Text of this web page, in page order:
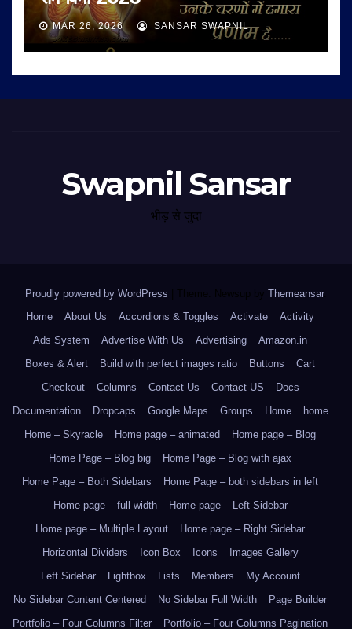
MAR 26, 2026 SANSAR SWAPNIL
Swapnil Sansar
भीड़ से जुदा
Proudly powered by WordPress Theme: Newsup by Themeansar.
Home
About Us Accordions & Toggles Activate
Activity
Ads System
Advertise With Us Advertising
Amazon.in
Boxes & Alert
Build with perfect images ratio Buttons
Cart
Checkout
Columns Contact Us Contact US
Docs
Documentation
Dropcaps Google Maps Groups Home
home
Home – Skyracle
Home page – animated
Home page – Blog
Home Page – Blog big
Home Page – Blog with ajax
Home Page – Both Sidebars
Home Page – both sidebars in left
Home page – full width
Home page – Left Sidebar
Home page – Multiple Layout
Home page – Right Sidebar
Horizontal Dividers
Icon Box Icons
Images Gallery
Left Sidebar
Lightbox Lists Members
My Account
No Sidebar Content Centered
No Sidebar Full Width
Page Builder
Portfolio – Four Columns Filter
Portfolio – Four Columns Pagination